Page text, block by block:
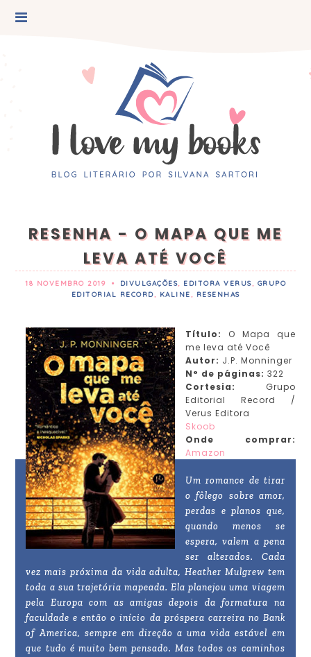
RESENHA - O MAPA QUE ME
LEVA ATÉ VOCÊ
18 NOVEMBRO 2019 • DIVULGAÇÕES, EDITORA VERUS, GRUPO
EDITORIAL RECORD, KALINE, RESENHAS
Título:
O Mapa que
me leva até Você
Autor: J.P. Monninger
N° de páginas: 322
Cortesia:
Grupo
Editorial Record /
Verus Editora
Skoob
Onde comprar:
Amazon
Um romance de tirar
o fôlego sobre amor,
perdas e planos que,
quando menos se
espera, valem a pena
ser alterados. Cada
vez mais próxima da vida adulta, Heather Mulgrew tem
toda a sua trajetória mapeada. Ela planejou uma viagem
pela Europa com as amigas depois da formatura na
faculdade e então o início da próspera carreira no Bank
of America, sempre em direção a uma vida estável em
que tudo é muito bem pensado. Mas todos os caminhos